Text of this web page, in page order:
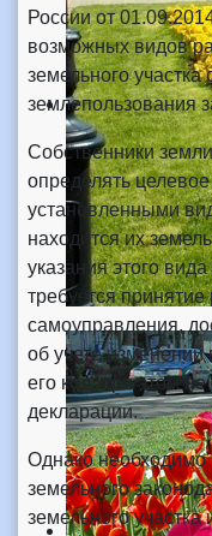
России от
возможных видов
земельного
землепользования
Собственники
определять
установленными
находится их
указания этого
требуется
самоуправления,
об учете
его код, при этом
декларации.
Однако необходимо
земельного
земельного